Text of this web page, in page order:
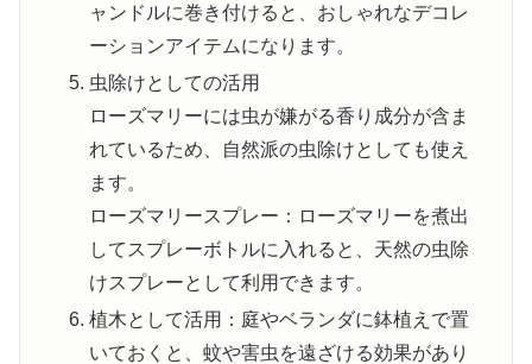
ャンドルに巻き付けると、おしゃれなデコレ
ーションアイテムになります。
虫除けとしての活用
ローズマリーには虫が嫌がる香り成分が含ま
れているため、自然派の虫除けとしても使え
ます。
ローズマリースプレー：ローズマリーを煮出
してスプレーボトルに入れると、天然の虫除
けスプレーとして利用できます。
植木として活用：庭やベランダに鉢植えで置
いておくと、蚊や害虫を遠ざける効果があり